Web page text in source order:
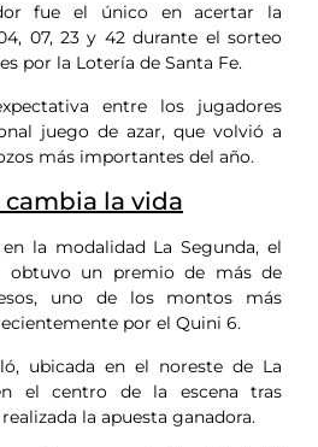
fue el único en acertar la
07, 23 y 42 durante el sorteo
por la Lotería de Santa Fe.
entre los jugadores
juego de azar, que volvió a
más importantes del año.
la vida
la modalidad La Segunda, el
obtuvo un premio de más de
uno de los montos más
por el Quini 6.
ubicada en el noreste de La
el centro de la escena tras
la apuesta ganadora.